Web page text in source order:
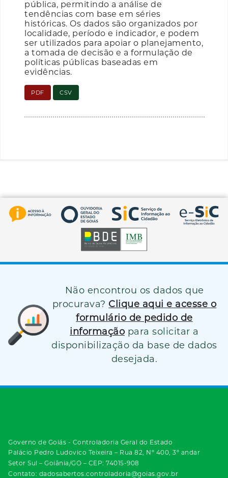
pública, permitindo a análise de
tendências com base em séries
históricas. Os dados são organizados por
localidade, período e indicador, e podem
ser utilizados para apoiar o planejamento,
a tomada de decisão e a formulação de
políticas públicas baseadas em
evidências.
PDF CSV
Não encontrou os dados que
procurava? Clique aqui e acesse o
formulário de pedido de
informação para solicitar a
disponibilização da base de dados
desejada.
Governo de Goiás - Controladoria Geral do Estado
Palácio Pedro Ludovico Teixeira – Rua 82, Nº 400, 3º andar
Setor Sul – Goiânia/GO – CEP: 74015-908
Contato: dadosabertos.controladoria@goias.gov.br